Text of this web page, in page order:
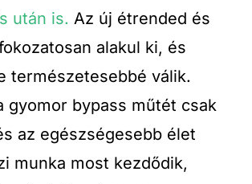
után is. Az új étrended és
alakul ki, és
természetesebbé válik.
gyomor bypass műtét csak
az egészségesebb élet
munka most kezdődik,